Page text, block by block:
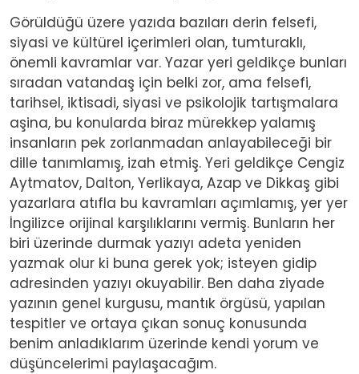
Görüldüğü üzere yazıda bazıları derin felsefi,
siyasi ve kültürel içerimleri olan, tumturaklı,
önemli kavramlar var. Yazar yeri geldikçe bunları
sıradan vatandaş için belki zor, ama felsefi,
tarihsel, iktisadi, siyasi ve psikolojik tartışmalara
aşina, bu konularda biraz mürekkep yalamış
insanların pek zorlanmadan anlayabileceği bir
dille tanımlamış, izah etmiş. Yeri geldikçe Cengiz
Aytmatov, Dalton, Yerlikaya, Azap ve Dikkaş gibi
yazarlara atıfla bu kavramları açımlamış, yer yer
İngilizce orijinal karşılıklarını vermiş. Bunların her
biri üzerinde durmak yazıyı adeta yeniden
yazmak olur ki buna gerek yok; isteyen gidip
adresinden yazıyı okuyabilir. Ben daha ziyade
yazının genel kurgusu, mantık örgüsü, yapılan
tespitler ve ortaya çıkan sonuç konusunda
benim anladıklarım üzerinde kendi yorum ve
düşüncelerimi paylaşacağım.